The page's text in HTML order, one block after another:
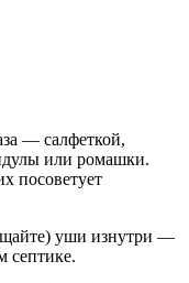
— салфеткой,
или ромашки.
посоветует
уши изнутри —
септике.